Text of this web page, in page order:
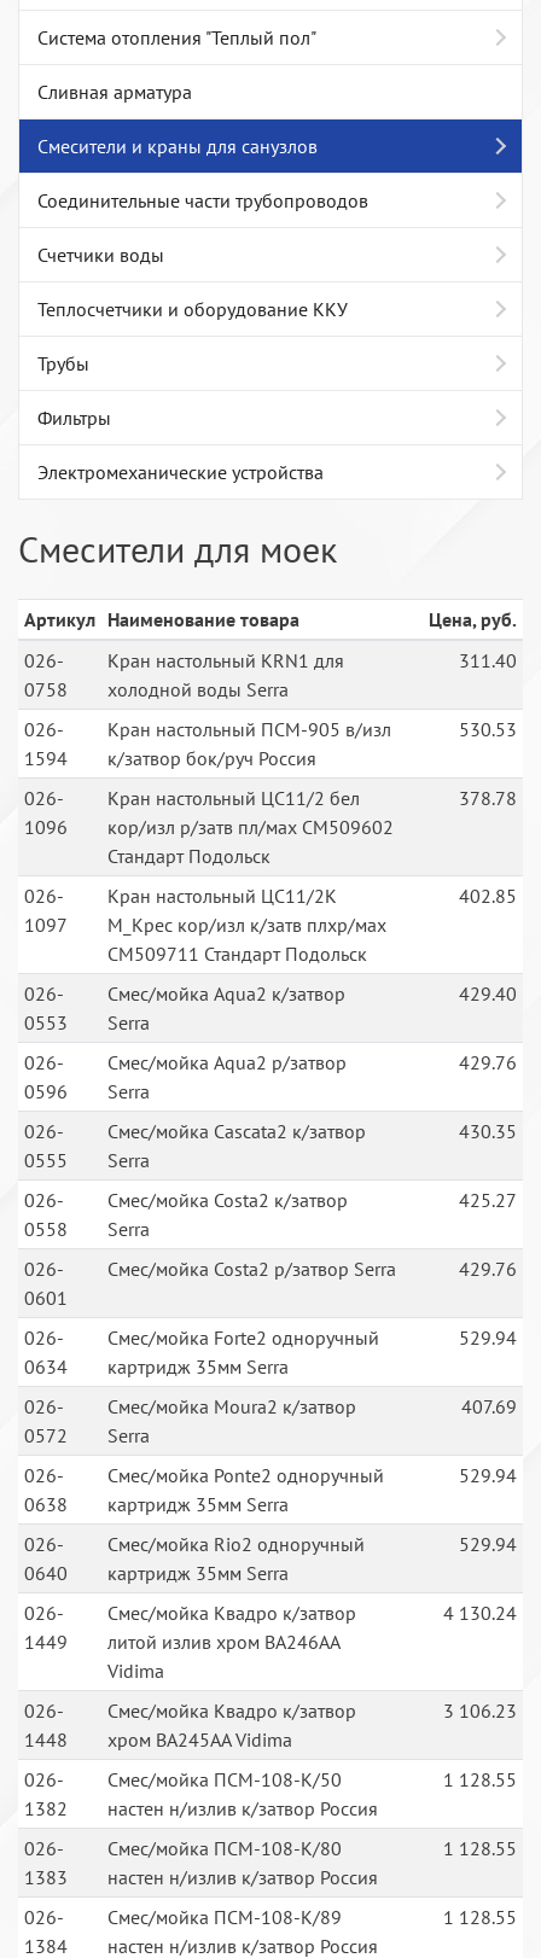
Система отопления "Теплый пол"
Сливная арматура
Смесители и краны для санузлов
Соединительные части трубопроводов
Счетчики воды
Теплосчетчики и оборудование ККУ
Трубы
Фильтры
Электромеханические устройства
Смесители для моек
Артикул Наименование товара
Цена, руб.
026-
0758
Кран настольный KRN1 для
холодной воды Serra
311.40
026-
1594
Кран настольный ПСМ-905 в/изл
к/затвор бок/руч Россия
530.53
026-
1096
Кран настольный ЦС11/2 бел
кор/изл р/затв пл/мах СМ509602
Стандарт Подольск
378.78
026-
1097
Кран настольный ЦС11/2К
М_Крес кор/изл к/затв плхр/мах
СМ509711 Стандарт Подольск
402.85
026-
0553
Смес/мойка Aqua2 к/затвор
Serra
429.40
026-
0596
Смес/мойка Aqua2 р/затвор
Serra
429.76
026-
0555
Смес/мойка Cascata2 к/затвор
Serra
430.35
026-
0558
Смес/мойка Costa2 к/затвор
Serra
425.27
026-
0601
Смес/мойка Costa2 р/затвор Serra 429.76
026-
0634
Смес/мойка Forte2 одноручный
картридж 35мм Serra
529.94
026-
0572
Смес/мойка Moura2 к/затвор
Serra
407.69
026-
0638
Смес/мойка Ponte2 одноручный
картридж 35мм Serra
529.94
026-
0640
Смес/мойка Rio2 одноручный
картридж 35мм Serra
529.94
026-
1449
Смес/мойка Квадро к/затвор
литой излив хром BA246AA
Vidima
4 130.24
026-
1448
Смес/мойка Квадро к/затвор
хром BA245AA Vidima
3 106.23
026-
1382
Смес/мойка ПСМ-108-К/50
настен н/излив к/затвор Россия
1 128.55
026-
1383
Смес/мойка ПСМ-108-К/80
настен н/излив к/затвор Россия
1 128.55
026-
1384
Смес/мойка ПСМ-108-К/89
настен н/излив к/затвор Россия
1 128.55